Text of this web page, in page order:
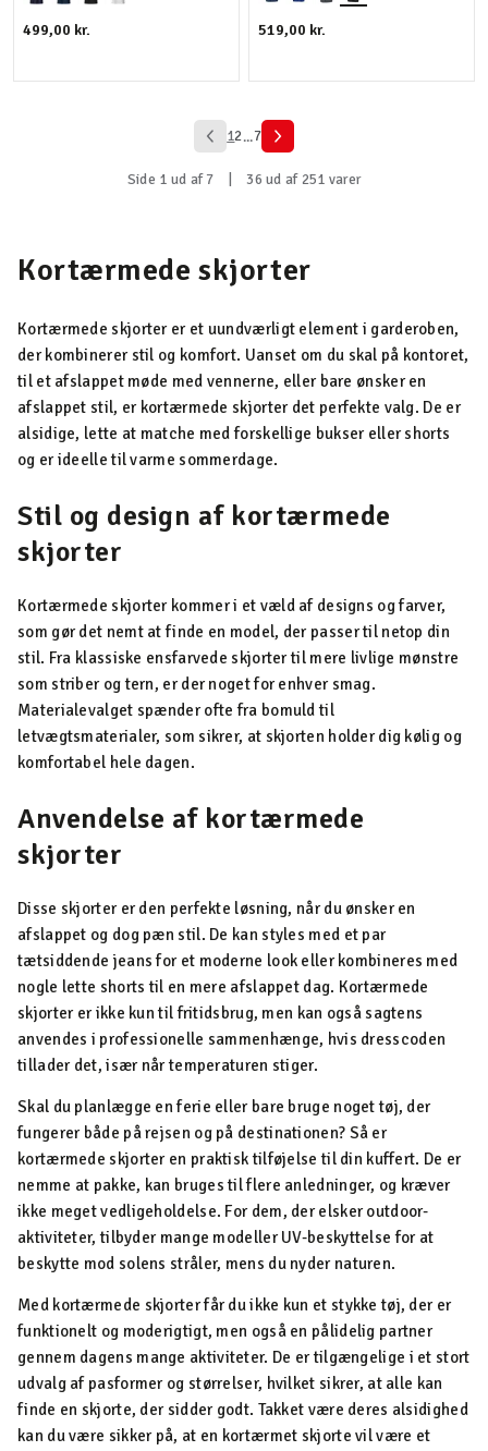
499,00 kr. 519,00 kr.
12...7
Side 1 ud af 7 36 ud af 251 varer
Kortærmede skjorter
Kortærmede skjorter er et uundværligt element i garderoben,
der kombinerer stil og komfort. Uanset om du skal på kontoret,
til et afslappet møde med vennerne, eller bare ønsker en
afslappet stil, er kortærmede skjorter det perfekte valg. De er
alsidige, lette at matche med forskellige bukser eller shorts
og er ideelle til varme sommerdage.
Stil og design af kortærmede
skjorter
Kortærmede skjorter kommer i et væld af designs og farver,
som gør det nemt at finde en model, der passer til netop din
stil. Fra klassiske ensfarvede skjorter til mere livlige mønstre
som striber og tern, er der noget for enhver smag.
Materialevalget spænder ofte fra bomuld til
letvægtsmaterialer, som sikrer, at skjorten holder dig kølig og
komfortabel hele dagen.
Anvendelse af kortærmede
skjorter
Disse skjorter er den perfekte løsning, når du ønsker en
afslappet og dog pæn stil. De kan styles med et par
tætsiddende jeans for et moderne look eller kombineres med
nogle lette shorts til en mere afslappet dag. Kortærmede
skjorter er ikke kun til fritidsbrug, men kan også sagtens
anvendes i professionelle sammenhænge, hvis dresscoden
tillader det, især når temperaturen stiger.
Skal du planlægge en ferie eller bare bruge noget tøj, der
fungerer både på rejsen og på destinationen? Så er
kortærmede skjorter en praktisk tilføjelse til din kuffert. De er
nemme at pakke, kan bruges til flere anledninger, og kræver
ikke meget vedligeholdelse. For dem, der elsker outdoor-
aktiviteter, tilbyder mange modeller UV-beskyttelse for at
beskytte mod solens stråler, mens du nyder naturen.
Med kortærmede skjorter får du ikke kun et stykke tøj, der er
funktionelt og moderigtigt, men også en pålidelig partner
gennem dagens mange aktiviteter. De er tilgængelige i et stort
udvalg af pasformer og størrelser, hvilket sikrer, at alle kan
finde en skjorte, der sidder godt. Takket være deres alsidighed
kan du være sikker på, at en kortærmet skjorte vil være et